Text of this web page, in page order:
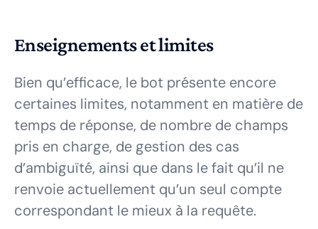
Enseignements et limites
Bien qu’efficace, le bot présente encore
certaines limites, notamment en matière de
temps de réponse, de nombre de champs
pris en charge, de gestion des cas
d’ambiguïté, ainsi que dans le fait qu’il ne
renvoie actuellement qu’un seul compte
correspondant le mieux à la requête.